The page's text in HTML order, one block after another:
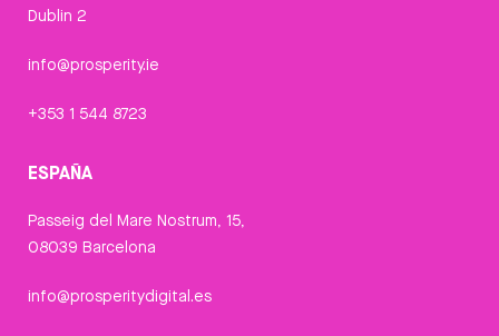
Dublin 2
info@prosperity.ie
+353 1 544 8723
ESPAÑA
Passeig del Mare Nostrum, 15,
08039 Barcelona
info@prosperitydigital.es